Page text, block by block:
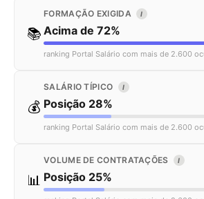
📚
FORMAÇÃO EXIGIDA I
Acima de 72%
ranking Portal Salário com mais de 2.600
💰
SALÁRIO TÍPICO I
Posição 28%
ranking Portal Salário com mais de 2.600
📊
VOLUME DE CONTRATAÇÕES I
Posição 25%